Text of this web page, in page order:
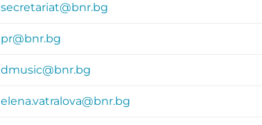
secretariat@bnr.bg
pr@bnr.bg
dmusic@bnr.bg
elena.vatralova@bnr.bg